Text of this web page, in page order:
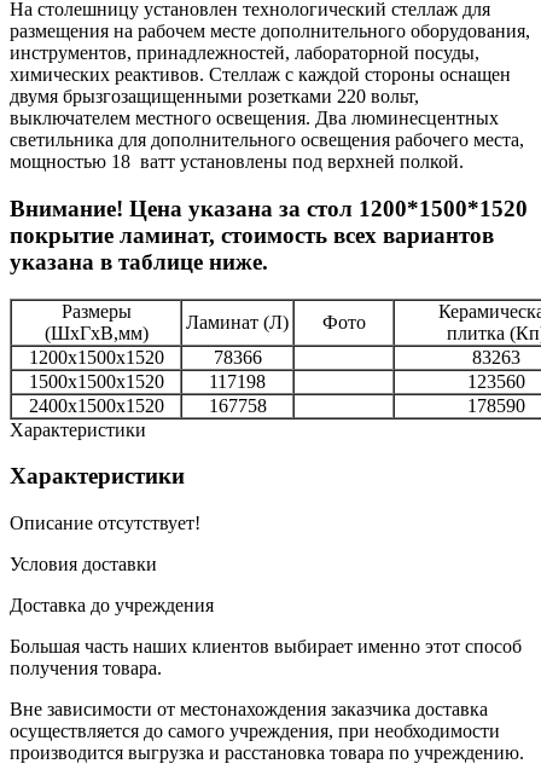
На столешницу установлен технологический стеллаж для
размещения на рабочем месте дополнительного оборудования,
инструментов, принадлежностей, лабораторной посуды,
химических реактивов. Стеллаж с каждой стороны оснащен
двумя брызгозащищенными розетками 220 вольт,
выключателем местного освещения. Два люминесцентных
светильника для дополнительного освещения рабочего места,
мощностью 18 ватт установлены под верхней полкой.
Внимание! Цена указана за стол 1200*1500*1520
покрытие ламинат, стоимость всех вариантов
указана в таблице ниже.
Размеры
(ШхГхВ,мм)
Ламинат (Л) Фото
плитка
1200х1500х1520
78366
83263
1500х1500х1520
117198
123560
2400х1500х1520
167758
178590
Характеристики
Характеристики
Описание отсутствует!
Условия доставки
Доставка до учреждения
Большая часть наших клиентов выбирает именно этот способ
получения товара.
Вне зависимости от местонахождения заказчика доставка
осуществляется до самого учреждения, при необходимости
производится выгрузка и расстановка товара по учреждению.